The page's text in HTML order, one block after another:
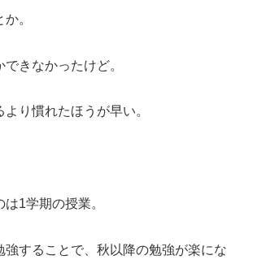
。
きなかったけど。
り慣れたほうが早い。
1学期の授業。
強することで、秋以降の勉強が楽にな